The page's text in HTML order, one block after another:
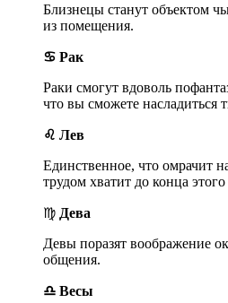
Близнецы станут объектом
из помещения.
♋ Рак
Раки смогут вдоволь
что вы сможете насладиться
♌ Лев
Единственное, что омрачит
трудом хватит до конца
♍ Дева
Девы поразят воображение
общения.
♎ Весы